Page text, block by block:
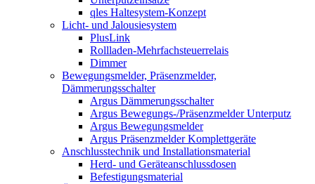
qles Haltesystem-Konzept
Licht- und Jalousiesystem
PlusLink
Rollladen-Mehrfachsteuerrelais
Dimmer
Bewegungsmelder, Präsenzmelder,
Dämmerungsschalter
Argus Dämmerungsschalter
Argus Bewegungs-/Präsenzmelder Unterputz
Argus Bewegungsmelder
Argus Präsenzmelder Komplettgeräte
Anschlusstechnik und Installationsmaterial
Herd- und Geräteanschlussdosen
Befestigungsmaterial